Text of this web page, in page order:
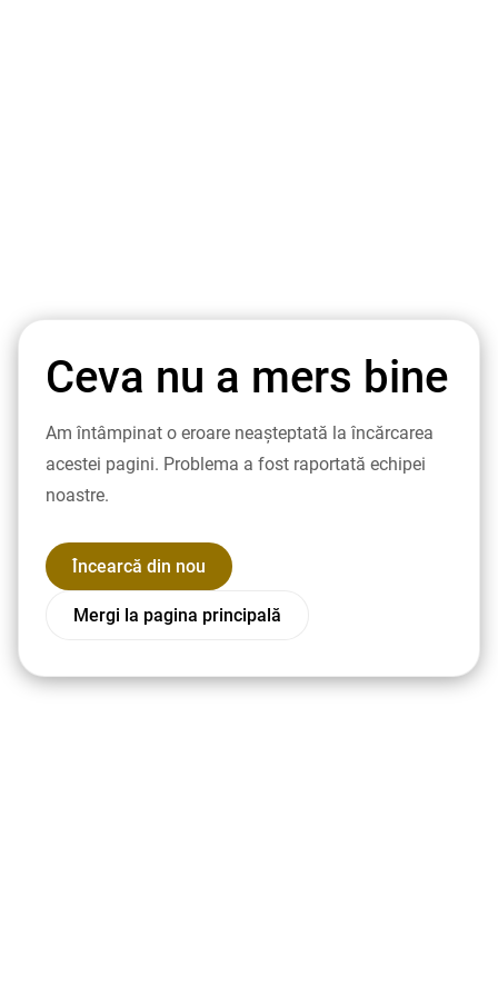
Ceva nu a mers bine
Am întâmpinat o eroare neașteptată la încărcarea
acestei pagini. Problema a fost raportată echipei
noastre.
Încearcă din nou
Mergi la pagina principală